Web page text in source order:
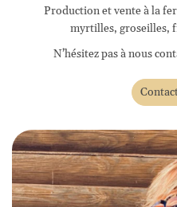
Production et vente à la
myrtilles, groseilles,
N’hésitez pas à nous